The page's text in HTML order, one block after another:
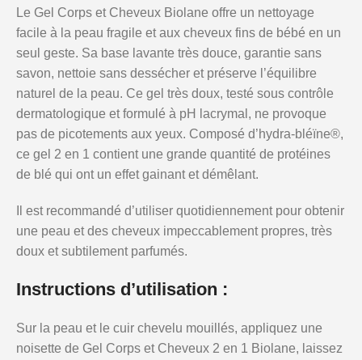
Le Gel Corps et Cheveux Biolane offre un nettoyage
facile à la peau fragile et aux cheveux fins de bébé en un
seul geste. Sa base lavante très douce, garantie sans
savon, nettoie sans dessécher et préserve l’équilibre
naturel de la peau. Ce gel très doux, testé sous contrôle
dermatologique et formulé à pH lacrymal, ne provoque
pas de picotements aux yeux. Composé d’hydra-bléïne®,
ce gel 2 en 1 contient une grande quantité de protéines
de blé qui ont un effet gainant et démêlant.
Il est recommandé d’utiliser quotidiennement pour obtenir
une peau et des cheveux impeccablement propres, très
doux et subtilement parfumés.
Instructions d’utilisation :
Sur la peau et le cuir chevelu mouillés, appliquez une
noisette de Gel Corps et Cheveux 2 en 1 Biolane, laissez